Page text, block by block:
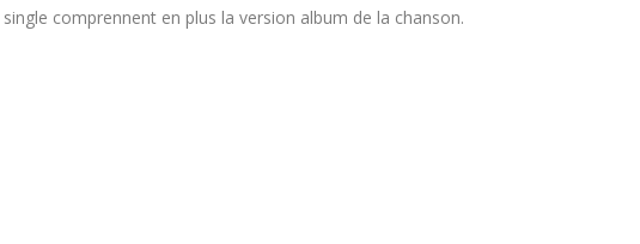
comprennent en plus la version album de la chanson.